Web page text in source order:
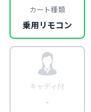
カート種類
乗用リモコン
キャディ付
-